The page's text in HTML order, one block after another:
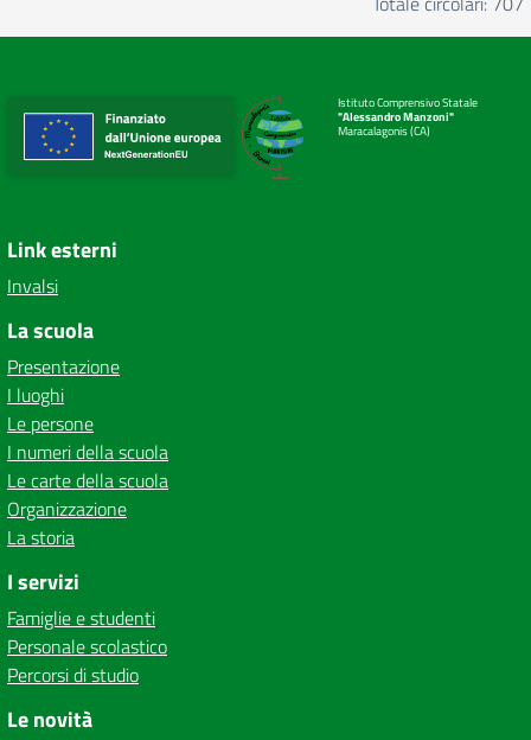
Istituto Comprensivo Statale
"Alessandro Manzoni"
Maracalagonis (CA)
Link esterni
Invalsi
La scuola
Presentazione
I luoghi
Le persone
I numeri della scuola
Le carte della scuola
Organizzazione
La storia
I servizi
Famiglie e studenti
Personale scolastico
Percorsi di studio
Le novità